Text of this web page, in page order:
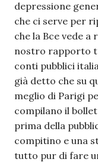
depressione
che ci serve per
che la Bce vede a
nostro rapporto
conti pubblici
già detto che su
meglio di Parigi
compilano il
prima della
compitino e una
tutto pur di fare